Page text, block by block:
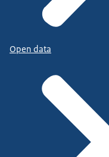
Open data